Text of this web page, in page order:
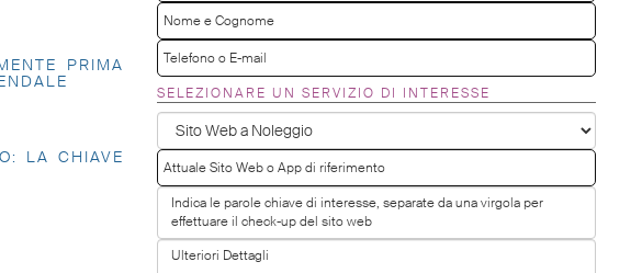
PRIMA
LA CHIAVE
SELEZIONARE UN SERVIZIO DI INTERESSE